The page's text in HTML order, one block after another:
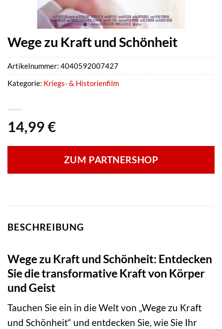
Wege zu Kraft und Schönheit
14,99 €
ZUM PARTNERSHOP
Artikelnummer: 4040592007427
Kategorie: Kriegs- & Historienfilm
BESCHREIBUNG
Wege zu Kraft und Schönheit: Entdecken
Sie die transformative Kraft von Körper
und Geist
Tauchen Sie ein in die Welt von „Wege zu Kraft
und Schönheit“ und entdecken Sie, wie Sie Ihr